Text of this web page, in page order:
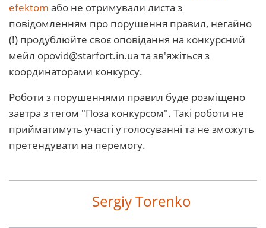
efektom або не отримували листа з
повідомленням про порушення правил, негайно
(!) продублюйте своє оповідання на конкурсний
мейл opovid@starfort.in.ua та зв'яжіться з
координаторами конкурсу.
Роботи з порушеннями правил буде розміщено
завтра з тегом "Поза конкурсом". Такі роботи не
прийматимуть участі у голосуванні та не зможуть
претендувати на перемогу.
Sergiy Torenko